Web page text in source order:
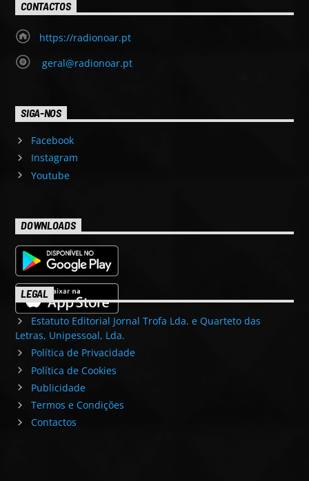
CONTACTOS
https://radionoar.pt
geral@radionoar.pt
SIGA-NOS
Facebook
Instagram
Youtube
DOWNLOADS
LEGAL
Estatuto Editorial Jornal Trofa Lda. e Quarteto das
Letras, Unipessoal, Lda.
Política de Privacidade
Política de Cookies
Publicidade
Termos e Condições
Contactos